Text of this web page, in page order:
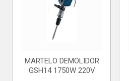
MARTELO DEMOLIDOR
GSH14 1750W 220V